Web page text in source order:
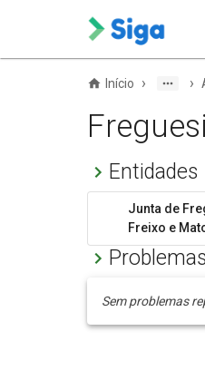
Início › ›
Entidades
Junta de
Freixo e
Sem problemas